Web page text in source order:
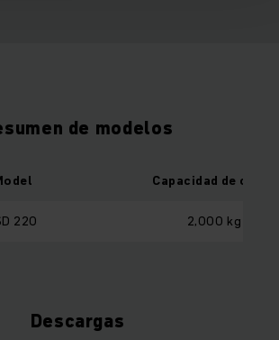
de modelos
Capacidad de carga
220 2,000 kg
Descargas